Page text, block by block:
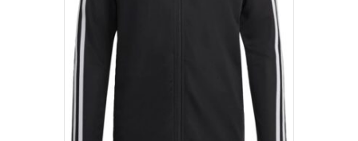
variantes.
Las
opciones
se
pueden
elegir
en